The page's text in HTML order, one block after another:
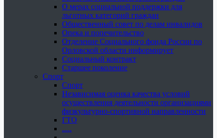
О мерах социальной поддержки для
льготных категорий граждан
Общественный совет по делам инвалидов
Опека и попечительство
Отделение Социального фонда России по
Орловской области информирует
Социальный контракт
Старшее поколение
Спорт
Спорт
Независимая оценка качества условий
осуществления деятельности организациями
физкультурно-спортивной направленности
ГТО
.....